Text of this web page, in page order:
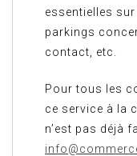
essentielles
parkings
contact, etc.
Pour tous les
ce service à la
n’est pas déjà